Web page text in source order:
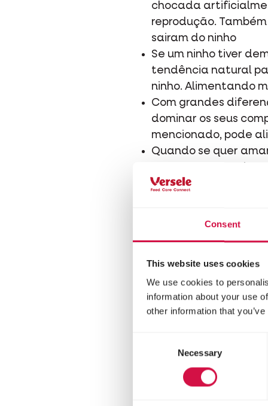
Consent
This website uses cookies
We use cookies to
information about your use
other information that
Necessary
chocada
reprodução.
sairam do ninho
Se um ninho tiver
tendência natural
ninho. Alimentando
Com grandes
dominar os seus
mencionado, pode
Quando se quer
de ave. Nessa